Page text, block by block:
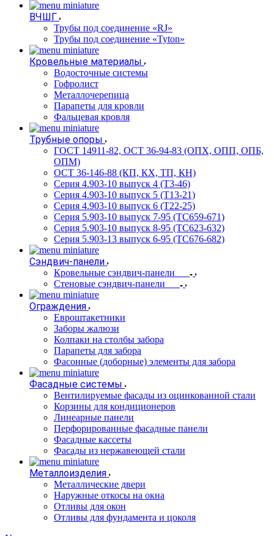
ВЧШГ
Трубы под соединение «RJ»
Трубы под соединение «Tyton»
Кровельные материалы
Водосточные системы
Гофролист
Металлочерепица
Парапеты для кровли
Фальцевая кровля
Трубные опоры
ГОСТ 14911-82, ОСТ 36-94-83 (ОПХ, ОПП, ОПБ,
ОПМ)
ОСТ 36-146-88 (КП, КХ, ТП, КН)
Серия 4.903-10 выпуск 4 (Т3-46)
Серия 4.903-10 выпуск 5 (Т13-21)
Серия 4.903-10 выпуск 6 (Т22-25)
Серия 5.903-10 выпуск 7-95 (ТС659-671)
Серия 5.903-10 выпуск 8-95 (ТС623-632)
Серия 5.903-13 выпуск 6-95 (ТС676-682)
Сэндвич-панели
Кровельные сэндвич-панели
Стеновые сэндвич-панели
Ограждения
Евроштакетники
Заборы жалюзи
Колпаки на столбы забора
Парапеты для забора
Фасонные (доборные) элементы для забора
Фасадные системы
Вентилируемые фасады из оцинкованной стали
Корзины для кондиционеров
Линеарные панели
Перфорированные фасадные панели
Фасадные кассеты
Фасады из нержавеющей стали
Металлоизделия
Металлические двери
Наружные откосы на окна
Отливы для окон
Отливы для фундамента и цоколя